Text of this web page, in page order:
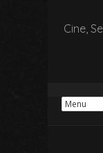
Cine,